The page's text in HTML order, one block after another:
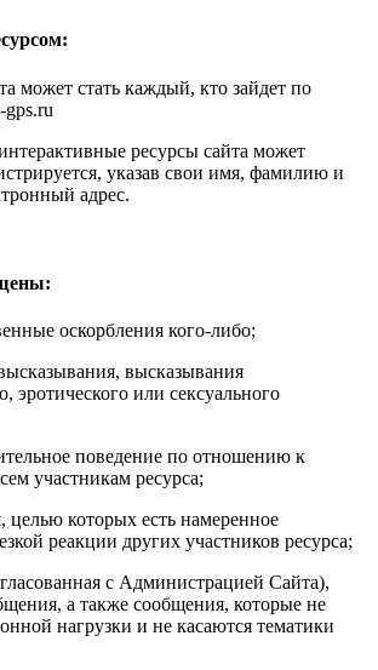
может стать каждый, кто зайдет по
gps.ru
ресурсы сайта может
указав свои имя, фамилию и
адрес.
оскорбления кого-либо;
высказывания
эротического или сексуального
поведение по отношению к
участникам ресурса;
целью которых есть намеренное
реакции других участников ресурса;
с Администрацией Сайта),
а также сообщения, которые не
нагрузки и не касаются тематики